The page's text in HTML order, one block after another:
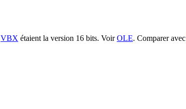
VBX étaient la version 16 bits. VoirOLE. Comparer avec